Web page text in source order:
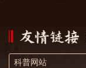
科普网站